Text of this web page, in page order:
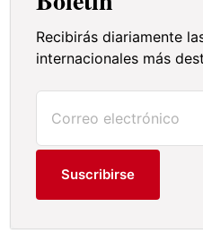
Recibirás diariamente
internacionales más
Suscribirse